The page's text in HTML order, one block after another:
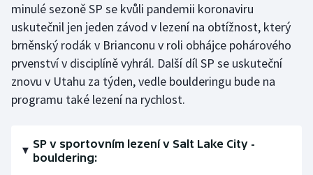
minulé sezoně SP se kvůli pandemii koronaviru
uskutečnil jen jeden závod v lezení na obtížnost, který
brněnský rodák v Brianconu v roli obhájce pohárového
prvenství v disciplíně vyhrál. Další díl SP se uskuteční
znovu v Utahu za týden, vedle boulderingu bude na
programu také lezení na rychlost.
SP v sportovním lezení v Salt Lake City -
bouldering: